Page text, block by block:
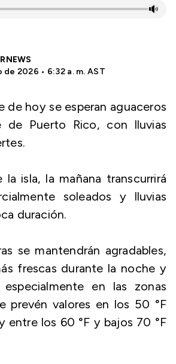
de 2026 • 6:32 a. m. AST
de hoy se esperan aguaceros
de Puerto Rico, con lluvias
isla, la mañana transcurrirá
soleados y lluvias
duración.
se mantendrán agradables,
frescas durante la noche y
especialmente en las zonas
prevén valores en los 50 °F
entre los 60 °F y bajos 70 °F